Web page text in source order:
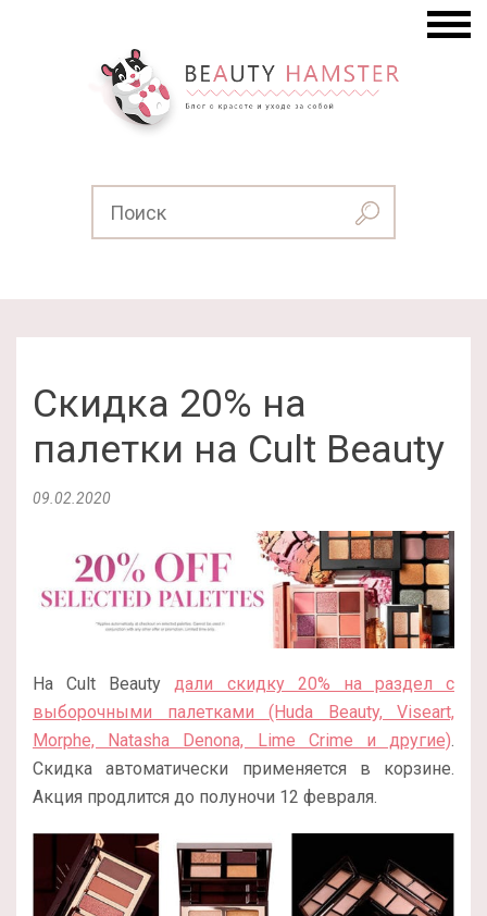
Скидка 20% на
палетки на Cult Beauty
09.02.2020
На Cult Beautyдали скидку 20% на раздел с
выборочными палетками (Huda Beauty, Viseart,
Morphe, Natasha Denona, Lime Crime и другие).
Скидка автоматически применяется в корзине.
Акция продлится до полуночи 12 февраля.